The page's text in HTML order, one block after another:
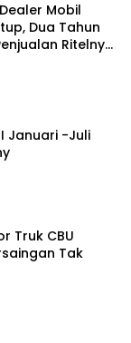
Mobil
Dua Tahun
Ritelnya
Januari -Juli
Truk CBU
Tak